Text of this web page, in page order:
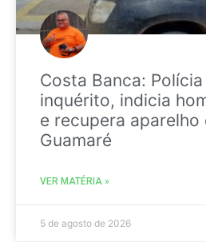
Costa Banca:
inquérito, indicia
e recupera aparelho
Guamaré
VER MATÉRIA »
5 de agosto de 2026